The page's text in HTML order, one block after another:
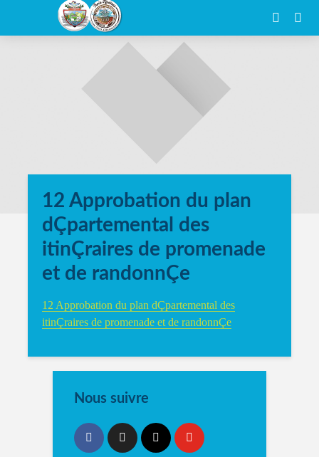
12 Approbation du plan
dÇpartemental des
itinÇraires de promenade
et de randonnÇe
12 Approbation du plan dÇpartemental des
itinÇraires de promenade et de randonnÇe
Nous suivre